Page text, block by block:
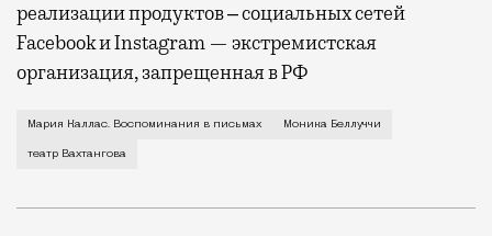
реализации продуктов ‒ социальных сетей
Facebook и Instagram — экстремистская
организация, запрещенная в РФ
Мария Каллас. Воспоминания в письмах Моника Беллуччи
театр Вахтангова